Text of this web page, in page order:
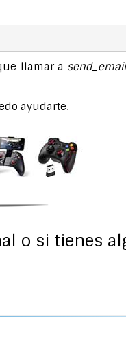
llamar a
ayudarte.
o si tienes